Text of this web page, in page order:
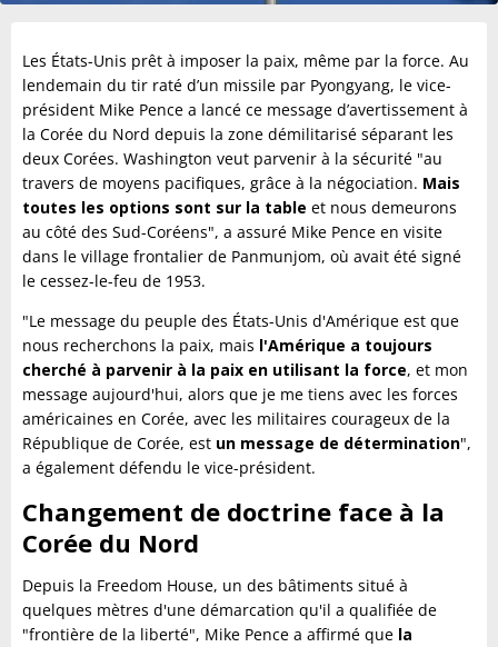
Les États-Unis prêt à imposer la paix, même par la force. Au
lendemain du tir raté d’un missile par Pyongyang, le vice-
président Mike Pence a lancé ce message d’avertissement à
la Corée du Nord depuis la zone démilitarisé séparant les
deux Corées. Washington veut parvenir à la sécurité "au
travers de moyens pacifiques, grâce à la négociation. Mais
toutes les options sont sur la table et nous demeurons
au côté des Sud-Coréens", a assuré Mike Pence en visite
dans le village frontalier de Panmunjom, où avait été signé
le cessez-le-feu de 1953.
"Le message du peuple des États-Unis d'Amérique est que
nous recherchons la paix, mais l'Amérique a toujours
cherché à parvenir à la paix en utilisant la force, et mon
message aujourd'hui, alors que je me tiens avec les forces
américaines en Corée, avec les militaires courageux de la
République de Corée, est un message de détermination",
a également défendu le vice-président.
Changement de doctrine face à la
Corée du Nord
Depuis la Freedom House, un des bâtiments situé à
quelques mètres d'une démarcation qu'il a qualifiée de
"frontière de la liberté", Mike Pence a affirmé que la